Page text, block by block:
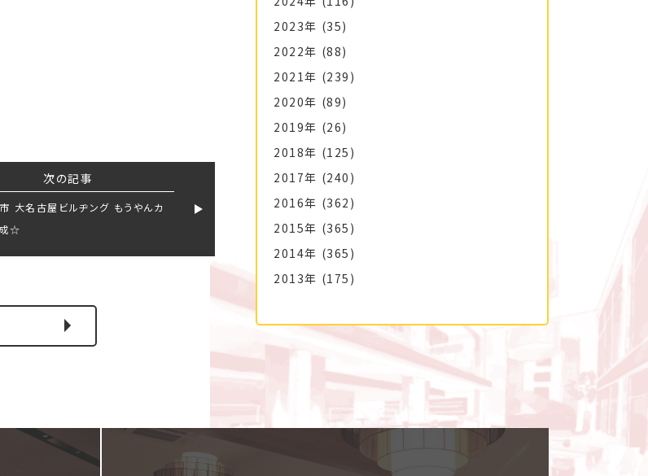
次の記事
大名古屋ビルヂング もうやんカ
☆
2023年 (35)
2022年 (88)
2021年 (239)
2020年 (89)
2019年 (26)
2018年 (125)
2017年 (240)
2016年 (362)
2015年 (365)
2014年 (365)
2013年 (175)